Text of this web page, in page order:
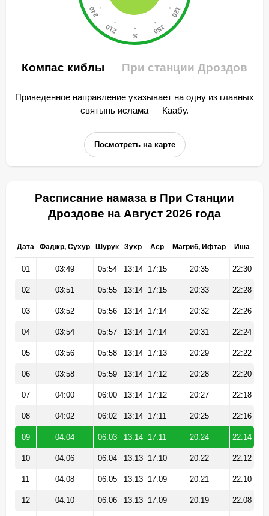
Компас киблы При станции Дроздов
Приведенное направление указывает на одну из главных
святынь ислама — Каабу.
Посмотреть на карте
Расписание намаза в При Станции
Дроздове на Август 2026 года
Дата Фаджр, Сухур Шурук Зухр Аср Магриб, Ифтар Иша
01 03:49 05:54 13:14 17:15 20:35 22:30
02 03:51 05:55 13:14 17:15 20:33 22:28
03 03:52 05:56 13:14 17:14 20:32 22:26
04 03:54 05:57 13:14 17:14 20:31 22:24
05 03:56 05:58 13:14 17:13 20:29 22:22
06 03:58 05:59 13:14 17:12 20:28 22:20
07 04:00 06:00 13:14 17:12 20:27 22:18
08 04:02 06:02 13:14 17:11 20:25 22:16
09 04:04 06:03 13:14 17:11 20:24 22:14
10 04:06 06:04 13:13 17:10 20:22 22:12
11 04:08 06:05 13:13 17:09 20:21 22:10
12 04:10 06:06 13:13 17:09 20:19 22:08